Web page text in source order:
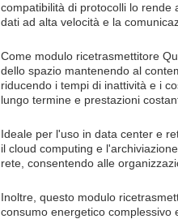
compatibilità di protocolli lo
dati ad alta velocità e la
Come modulo ricetrasmettitore
dello spazio mantenendo al
riducendo i tempi di inattività e i
lungo termine e prestazioni
Ideale per l'uso in data center e
il cloud computing e
rete, consentendo alle
Inoltre, questo modulo
consumo energetico